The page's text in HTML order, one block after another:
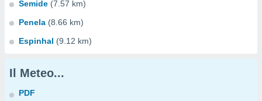
Semide (7.57 km)
Penela (8.66 km)
Espinhal (9.12 km)
Il Meteo...
PDF